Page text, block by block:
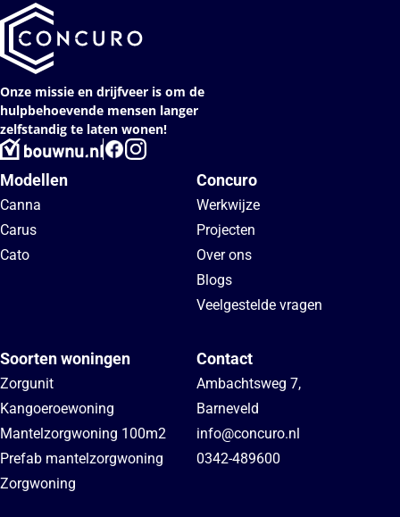
Onze missie en drijfveer is om de
hulpbehoevende mensen langer
zelfstandig te laten wonen!
Modellen
Canna
Carus
Cato
Concuro
Werkwijze
Projecten
Over ons
Blogs
Veelgestelde vragen
Soorten woningen
Zorgunit
Kangoeroewoning
Mantelzorgwoning 100m2
Prefab mantelzorgwoning
Zorgwoning
Contact
Ambachtsweg 7,
Barneveld
info@concuro.nl
0342-489600